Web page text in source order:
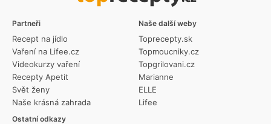
Partneři
Recept na jídlo
Vaření na Lifee.cz
Videokurzy vaření
Recepty Apetit
Svět ženy
Naše krásná zahrada
Ostatní odkazy
Naše další weby
Toprecepty.sk
Topmoucniky.cz
Topgrilovani.cz
Marianne
ELLE
Lifee